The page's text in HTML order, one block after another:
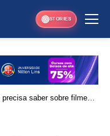
STORIES
saber sobre filme